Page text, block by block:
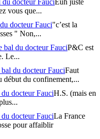
du docteur Fauci Euh juste
vous que...
docteur Fauci"c’est la
" Non,...
bal du docteur FauciP&C est
Le...
du docteur FauciFaut
début du confinement,...
docteur FauciH.S. (mais en
docteur FauciLa France
pour affaiblir